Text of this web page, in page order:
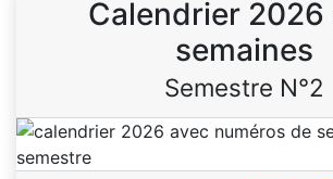
Calendrier 2026
semaines
Semestre N°2